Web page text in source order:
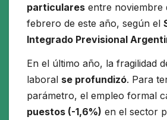
particulares entre noviembre
febrero de este año, según el
Integrado Previsional
En el último año, la fragilidad
laboral se profundizó. Para
parámetro, el empleo formal
puestos (-1,6%) en el sector